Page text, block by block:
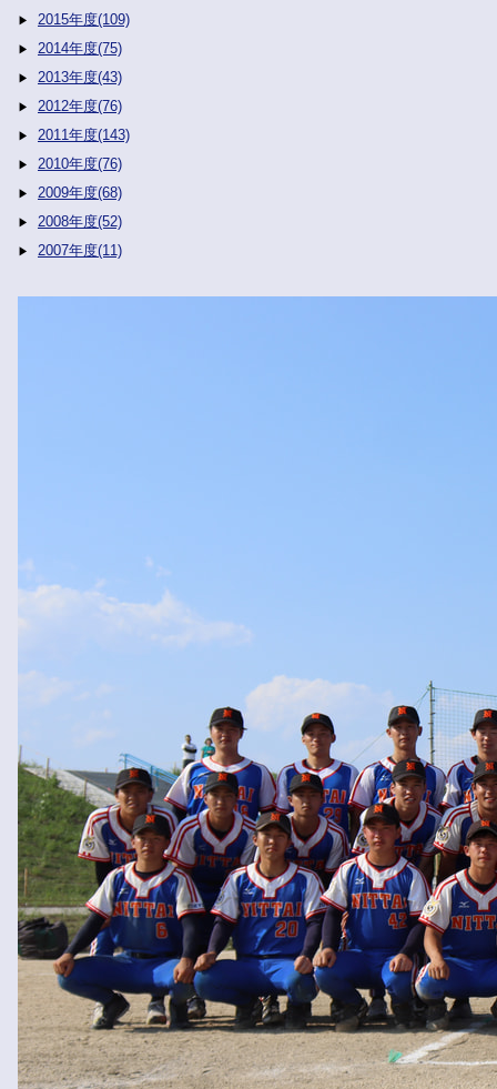
2015年度(109)
2014年度(75)
2013年度(43)
2012年度(76)
2011年度(143)
2010年度(76)
2009年度(68)
2008年度(52)
2007年度(11)